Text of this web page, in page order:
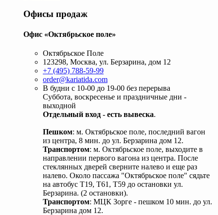
Офисы продаж
Офис «Октябрьское поле»
Октябрьское Поле
123298, Москва, ул. Берзарина, дом 12
+7 (495) 788-59-99
order@kariatida.com
В будни с 10-00 до 19-00 без перерыва
Суббота, воскресенье и праздничные дни -
выходной
Отдельный вход - есть вывеска.
Пешком: м. Октябрьское поле, последний вагон
из центра, 8 мин. до ул. Берзарина дом 12.
Транспортом: м. Октябрьское поле, выходите в
направлении первого вагона из центра. После
стеклянных дверей сверните налево и еще раз
налево. Около пассажа "Октябрьское поле" сядьте
на автобус Т19, Т61, Т59 до остановки ул.
Берзарина. (2 остановки).
Транспортом: МЦК Зорге - пешком 10 мин. до ул.
Берзарина дом 12.